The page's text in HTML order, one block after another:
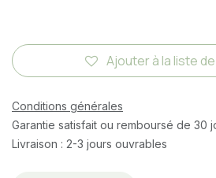
Ajouter à la liste
Conditions générales
Garantie satisfait ou remboursé de 30
Livraison : 2-3 jours ouvrables